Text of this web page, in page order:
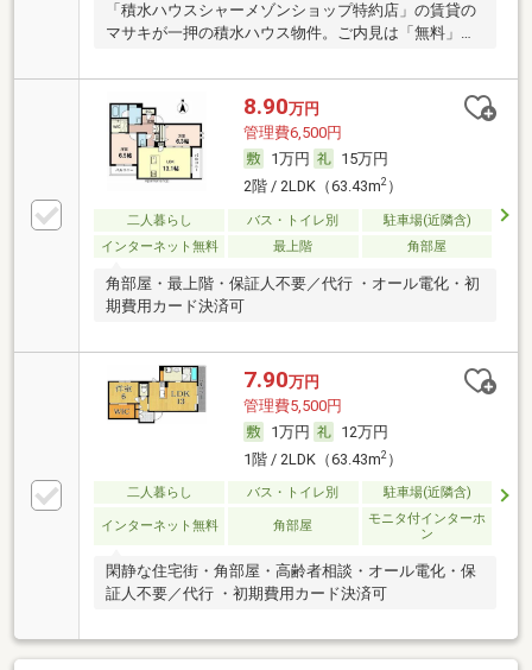
「積水ハウスシャーメゾンショップ特約店」の賃貸の
マサキが一押の積水ハウス物件。ご内見は「無料」で
8.90万円
管理費6,500円
1万円
15万円
2階 / 2LDK（63.43m2）
二人暮らし バス・トイレ別
駐車場(近隣含)
インターネット無料
最上階 角部屋
角部屋・最上階・保証人不要／代行 ・オール電化・初
期費用カード決済可
7.90万円
管理費5,500円
1万円
12万円
1階 / 2LDK（63.43m2）
二人暮らし バス・トイレ別 駐車場(近隣含)
インターネット無料 角部屋
モニタ付インターホ
ン
閑静な住宅街・角部屋・高齢者相談・オール電化・保
証人不要／代行 ・初期費用カード決済可